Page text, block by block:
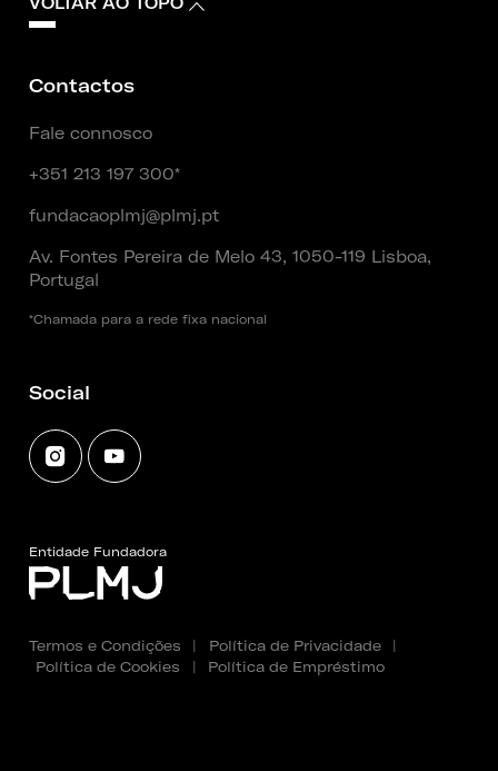
Contactos
Fale connosco
+351 213 197 300*
fundacaoplmj@plmj.pt
Av. Fontes Pereira de Melo 43, 1050-119 Lisboa,
Portugal
*Chamada para a rede fixa nacional
Social
Entidade Fundadora
Termos e Condições | Política de Privacidade
|
Política de Cookies
| Política de Empréstimo